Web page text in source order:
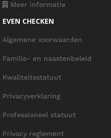
Meer informatie
EVEN CHECKEN
Algemene voorwaarden
Familie- en naastenbeleid
Kwaliteitsstatuut
Privacyverklaring
Professioneel statuut
Privacy reglement